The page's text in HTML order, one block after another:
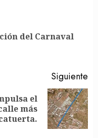
del Carnaval
Siguiente
el
más